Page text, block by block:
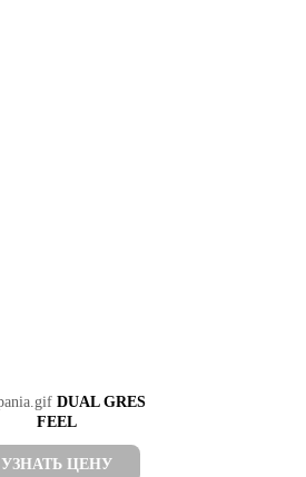
DUAL GRES
FEEL
УЗНАТЬ ЦЕНУ